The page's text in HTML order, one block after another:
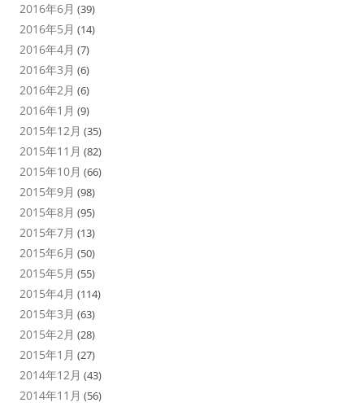
2016年6月 (39)
2016年5月 (14)
2016年4月 (7)
2016年3月 (6)
2016年2月 (6)
2016年1月 (9)
2015年12月 (35)
2015年11月 (82)
2015年10月 (66)
2015年9月 (98)
2015年8月 (95)
2015年7月 (13)
2015年6月 (50)
2015年5月 (55)
2015年4月 (114)
2015年3月 (63)
2015年2月 (28)
2015年1月 (27)
2014年12月 (43)
2014年11月 (56)